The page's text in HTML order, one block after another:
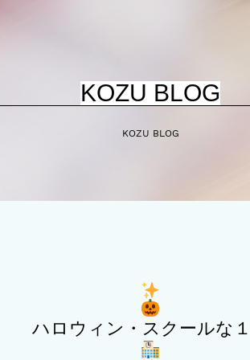
KOZU BLOG
KOZU BLOG
ハロウィン・スクールな